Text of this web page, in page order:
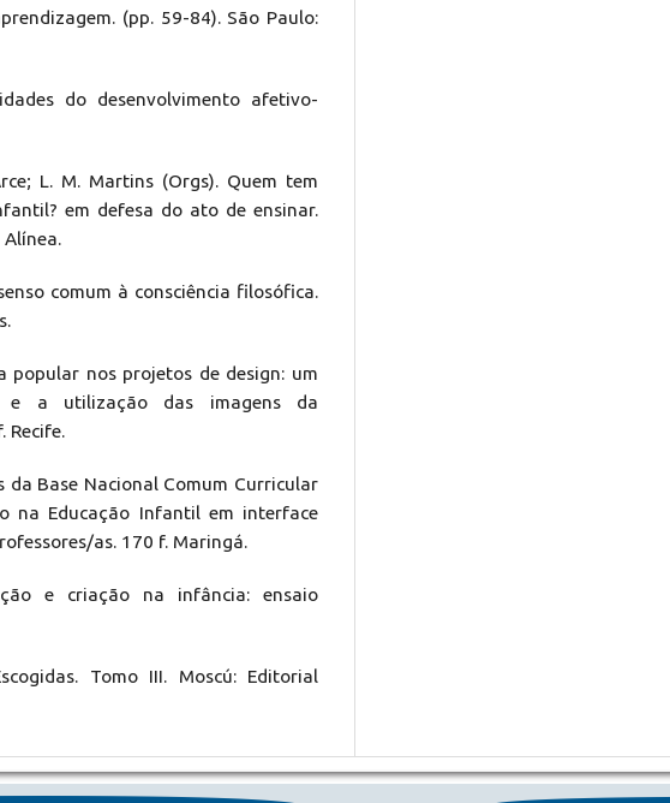
(pp. 59-84). São Paulo:
do desenvolvimento afetivo-
L. M. Martins (Orgs). Quem tem
em defesa do ato de ensinar.
Alínea.
comum à consciência filosófica.
popular nos projetos de design: um
e a utilização das imagens da
Recife.
da Base Nacional Comum Curricular
na Educação Infantil em interface
as. 170 f. Maringá.
e criação na infância: ensaio
Tomo III. Moscú: Editorial